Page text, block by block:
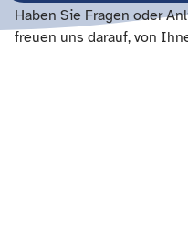
Haben Sie Fragen oder
freuen uns darauf, von